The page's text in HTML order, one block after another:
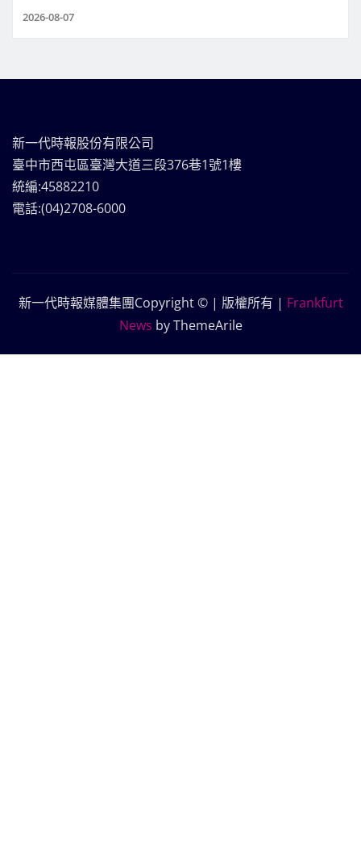
2026-08-07
新一代時報股份有限公司
臺中市西屯區臺灣大道三段376巷1號1樓
統編:45882210
電話:(04)2708-6000
新一代時報媒體集團Copyright © | 版權所有 | Frankfurt
News by ThemeArile